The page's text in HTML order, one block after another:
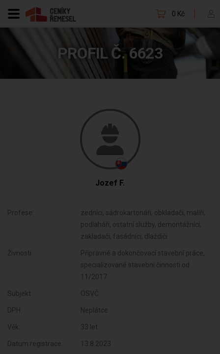
0 Kč
PROFIL Č. 6623
Jozef F.
Profese:
zedníci, sádrokartonáři, obkladači, malíři,
podlaháři, ostatní služby, demontážníci,
zakladači, fasádníci, dlaždiči
Živnosti:
Přípravné a dokončovací stavební práce,
specializované stavební činnosti od
11/2017
Subjekt: OSVČ
DPH: Neplátce
Věk: 33 let
Datum registrace: 13.8.2023